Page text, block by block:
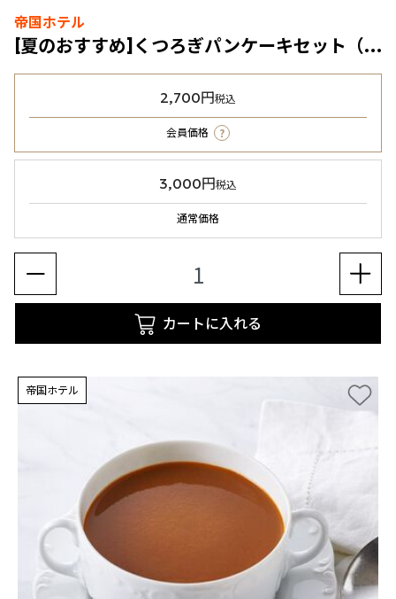
帝国ホテル
[夏のおすすめ]くつろぎパンケーキセット（冷凍食品）
2,700円税込
会員価格 ?
3,000円税込
通常価格
カートに入れる
帝国ホテル